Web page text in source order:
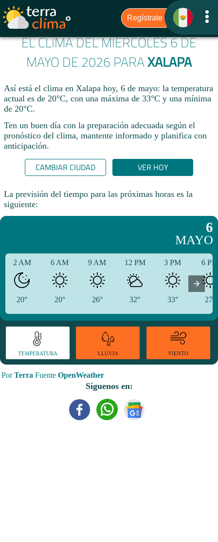
EL CLIMA DEL MIÉRCOLES 6 DE
MAYO DE 2026 PARAXALAPA
Así está el clima en Xalapa hoy, 6 de mayo: la temperatura
actual es de 20°C, con una máxima de 33°C y una mínima
de 20°C.
Ten un buen día con la preparación adecuada según el
pronóstico del clima, mantente informado y planifica con
anticipación.​
CAMBIAR CIUDAD VER HOY
La previsión del tiempo para las próximas horas es la
siguiente:
6
MAYO
2 AM
20°
6 AM
20°
9 AM
26°
12 PM
32°
3 PM
33°
6
27°
TEMPERATURA LLUVIA VIENTO
PorTerra Fuente OpenWeather
Síguenos en: